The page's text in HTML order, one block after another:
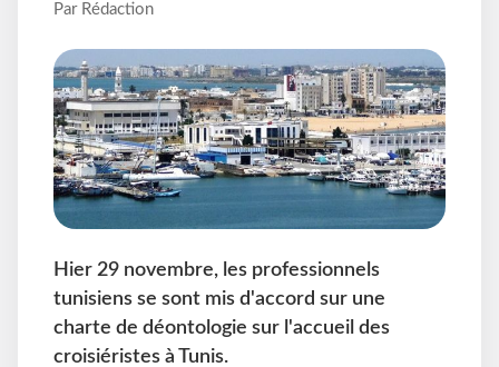
Par Rédaction
Hier 29 novembre, les professionnels
tunisiens se sont mis d'accord sur une
charte de déontologie sur l'accueil des
croisiéristes à Tunis.